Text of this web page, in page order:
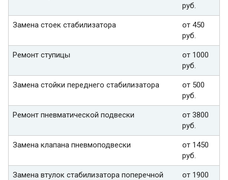
руб.
Замена стоек стабилизатора
от 450
руб.
Ремонт ступицы
от 1000
руб.
Замена стойки переднего стабилизатора
от 500
руб.
Ремонт пневматической подвески
от 3800
руб.
Замена клапана пневмоподвески
от 1450
руб.
Замена втулок стабилизатора поперечной
от 1900